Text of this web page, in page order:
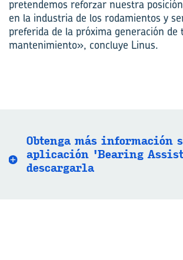
pretendemos reforzar nuestra
en la industria de los rodamientos y
preferida de la próxima generación de
mantenimiento», concluye Linus.
Ob­ten­ga más in­for­ma­ción
apli­ca­ción 'Bea­ring
des­car­gar­la